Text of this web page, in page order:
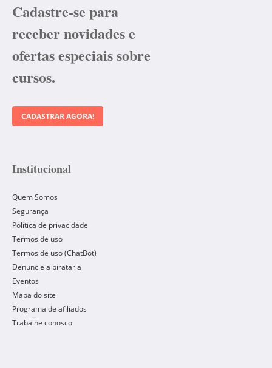
Cadastre-se para
receber novidades e
ofertas especiais sobre
cursos.
CADASTRAR AGORA!
Institucional
Quem Somos
Segurança
Política de privacidade
Termos de uso
Termos de uso (ChatBot)
Denuncie a pirataria
Eventos
Mapa do site
Programa de afiliados
Trabalhe conosco